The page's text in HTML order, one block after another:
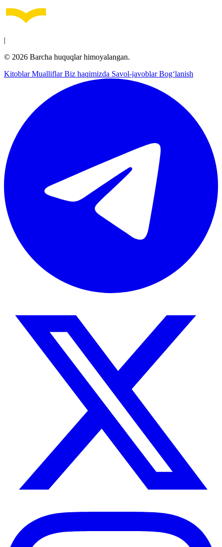
|
© 2026 Barcha huquqlar himoyalangan.
KitoblarMualliflarBiz haqimizda Savol-javoblarBog‘lanish